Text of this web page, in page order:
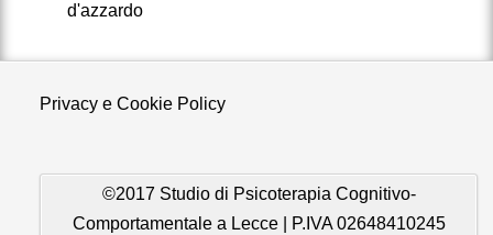
d'azzardo
Privacy e Cookie Policy
©2017 Studio di Psicoterapia Cognitivo-
Comportamentale a Lecce | P.IVA 02648410245